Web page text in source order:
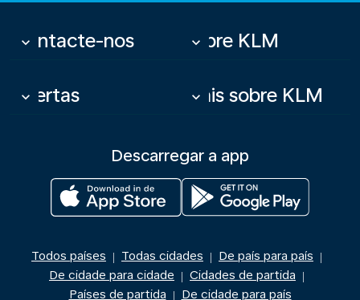
Contacte-nos
keyboard_arrow_down Sobre KLM
keyboard_arrow_down
Ofertas
keyboard_arrow_down Mais sobre KLM
keyboard_arrow_down
Descarregar a app
Todos países | Todas cidades | De país para país |
De cidade para cidade | Cidades de partida |
Países de partida | De cidade para país